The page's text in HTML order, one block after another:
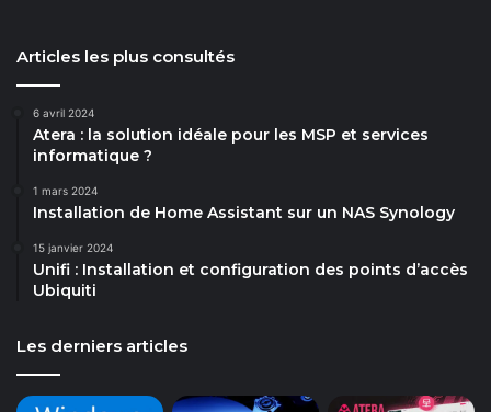
Articles les plus consultés
6 avril 2024
Atera : la solution idéale pour les MSP et services
informatique ?
1 mars 2024
Installation de Home Assistant sur un NAS Synology
15 janvier 2024
Unifi : Installation et configuration des points d’accès
Ubiquiti
Les derniers articles